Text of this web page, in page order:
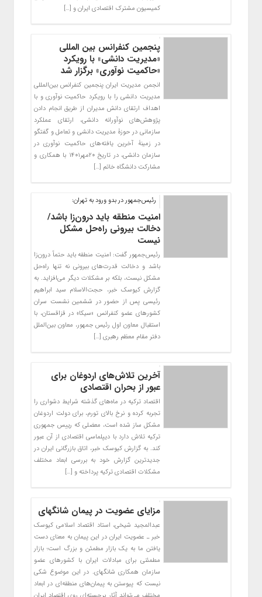
کمیسیون مشترک اقتصادی ایران و […]
پنجمین کنفرانس بین المللی
«مدیریت دانشی» با رویکرد
«حاکمیت نوآوری» برگزار شد
انجمن مدیریت ایران پنجمین کنفرانس بین‌المللی
مدیریت دانشی را با رویکرد حاکمیت نوآوری و با
اهداف ارتقای دانش مدیران از طریق انجام دادن
پژوهش‌های نوآورانه دانشی، ارتقای عملکرد
سازمانی در حوزۀ مدیریت دانشی و تعامل و گفتگو
در زمینۀ آخرین یافته‌های حاکمیت نوآوری در
سازمان دانشی، در تاریخ ۲۰مهر۱۴۰۱ با همکاری و
مشارکت دانشگاه خاتم […]
رئیس‌جمهور در بدو ورود به تهران:
امنیت منطقه باید درون‌زا باشد/
دخالت بیرونی راه‌حل مشکل
نیست
رئیس‌جمهور گفت: امنیت منطقه باید حتماً درون‌زا
باشد و دخالت قدرت‌های بیرونی نه تنها راه‌حل
مشکل نیست، بلکه بر مشکلات دیگر می‌افزاید. به
گزارش کیوسک خبر، حجت‌الاسلام سید ابراهیم
رئیسی پس از حضور در ششمین نشست سران
کشورهای عضو کنفرانس «سیکا» در قزاقستان، با
استقبال معاون اول رئیس جمهور، معاون بین‌الملل
دفتر مقام معظم رهبری […]
آخرین تلاش‌های اردوغان برای
عبور از بحران اقتصادی
اقتصاد ترکیه در ماه‌های گذشته شرایط دشواری را
تجربه کرده و نرخ بالای تورم، برای دولت اردوغان
مشکل ساز شده است، معضلی که رییس جمهوری
ترکیه تلاش دارد با دیپلماسی اقتصادی از آن عبور
کند. به گزارش کیوسک خبر، اتاق بازرگانی ایران در
جدیدترین گزارش خود به بررسی ابعاد مختلف
مشکلات اقتصادی ترکیه پرداخته و […]
مزایای عضویت در پیمان شانگهای
عبدالمجید شیخی، استاد اقتصاد اسلامی کیوسک
خبر ـ عضویت ایران در این پیمان به معنای دست
یافتن ما به یک بازار مطمئن و بزرگ است؛ بازار
مطمئنی برای مبادلات ایران با کشورهای عضو
سازمان همکاری شانگهای. در این موضوع شکی
نیست که پیوستن به پیمان‌های منطقه‌ای در ابعاد